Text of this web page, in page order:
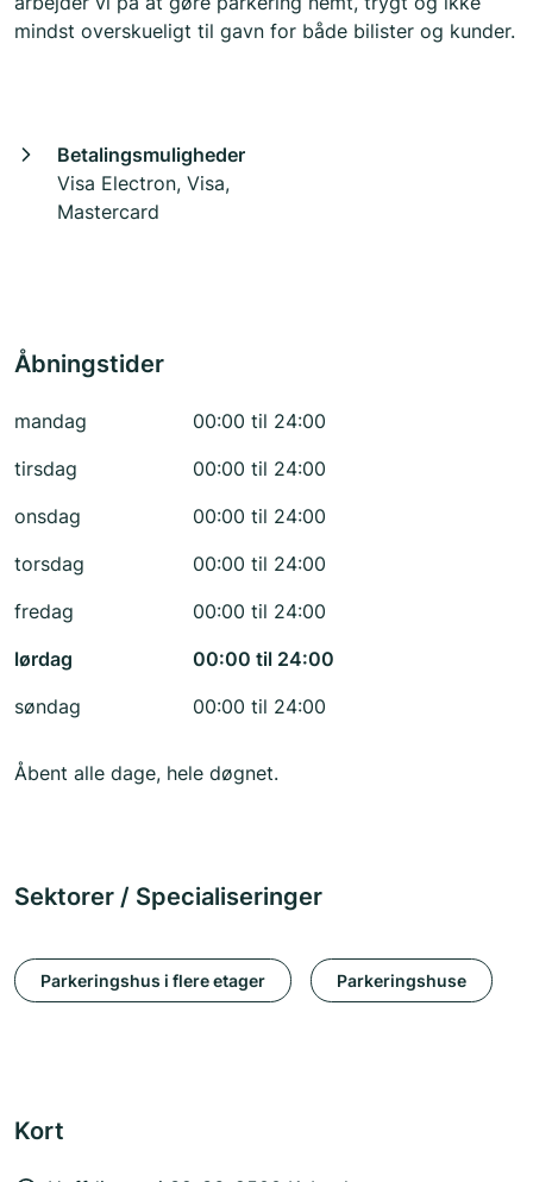
mindst overskueligt til gavn for både bilister og kunder.
Betalingsmuligheder
Visa Electron, Visa,
Mastercard
Åbningstider
mandag
00:00 til 24:00
tirsdag
00:00 til 24:00
onsdag
00:00 til 24:00
torsdag
00:00 til 24:00
fredag
00:00 til 24:00
lørdag
00:00 til 24:00
søndag
00:00 til 24:00
Åbent alle dage, hele døgnet.
Sektorer / Specialiseringer
Parkeringshus i flere etager Parkeringshuse
Kort